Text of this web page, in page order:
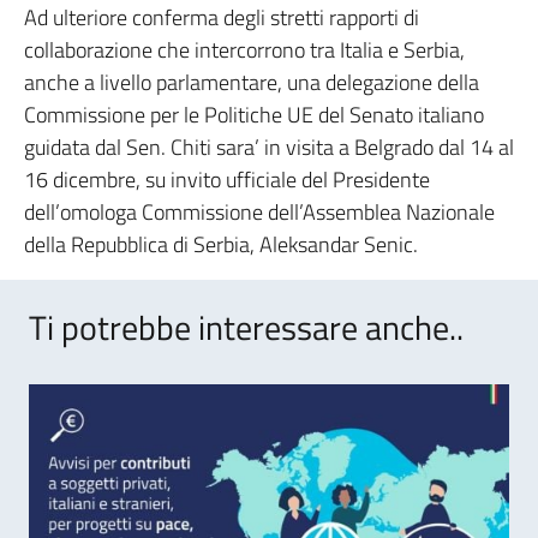
Ad ulteriore conferma degli stretti rapporti di
collaborazione che intercorrono tra Italia e Serbia,
anche a livello parlamentare, una delegazione della
Commissione per le Politiche UE del Senato italiano
guidata dal Sen. Chiti sara’ in visita a Belgrado dal 14 al
16 dicembre, su invito ufficiale del Presidente
dell’omologa Commissione dell’Assemblea Nazionale
della Repubblica di Serbia, Aleksandar Senic.
Ti potrebbe interessare anche..